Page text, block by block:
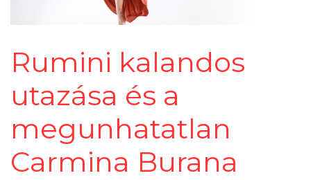
Rumini kalandos
utazása és a
megunhatatlan
Carmina Burana